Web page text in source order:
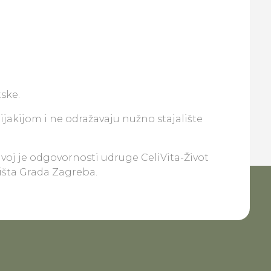
i ne odražavaju nužno stajalište
je odgovornosti udruge CeliVita-Život
Grada Zagreba.